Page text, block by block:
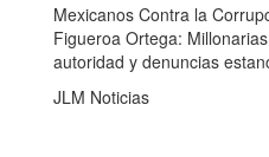
Mexicanos Contra la
Figueroa Ortega:
autoridad y denuncias
JLM Noticias